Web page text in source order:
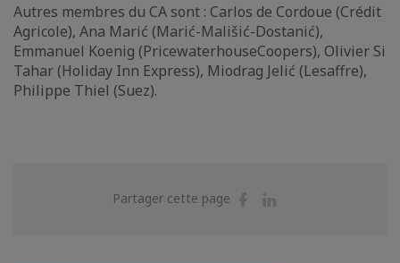
Autres membres du CA sont : Carlos de Cordoue (Crédit
Agricole), Ana Marić (Marić-Mališić-Dostanić),
Emmanuel Koenig (PricewaterhouseCoopers), Olivier Si
Tahar (Holiday Inn Express), Miodrag Jelić (Lesaffre),
Philippe Thiel (Suez).
Partager cette page
Partager